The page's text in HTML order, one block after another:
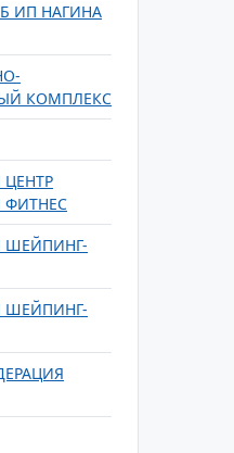
ИП НАГИНА
КОМПЛЕКС
ФИТНЕС
ШЕЙПИНГ-
ШЕЙПИНГ-